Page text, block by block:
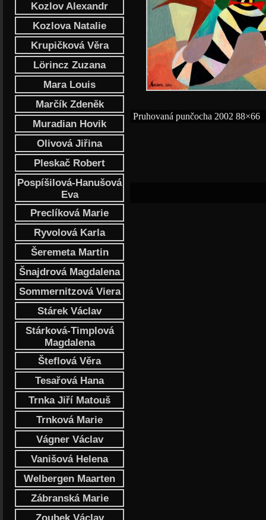
Kozlov Alexandr
Kozlova Natalie
Krupičková Věra
Lörincz Zuzana
Mara Louis
Marčík Zdeněk
Muradian Hovik
Olivová Jiřina
Pleskač Robert
Pospíšilová-Hanušová
Eva
Preclíková Marie
Ryvolová Karla
Šeremeta Martin
Šnajdrová Magdalena
Sommernitzová Viera
Stárek Václav
Stárková-Timplová
Magdalena
Šteflová Věra
Tesařová Hana
Trnka Jiří Matouš
Trnková Marie
Vágner Václav
Vanišová Helena
Welbergen Maarten
Zábranská Marie
Pruhovaná punčocha 2002 88×66